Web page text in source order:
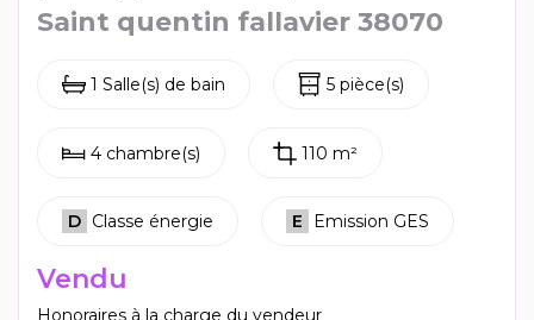
Saint quentin fallavier 38070
1 Salle(s) de bain 5 pièce(s)
4 chambre(s) 110 m²
D Classe énergie E Emission GES
Vendu
Honoraires à la charge du vendeur